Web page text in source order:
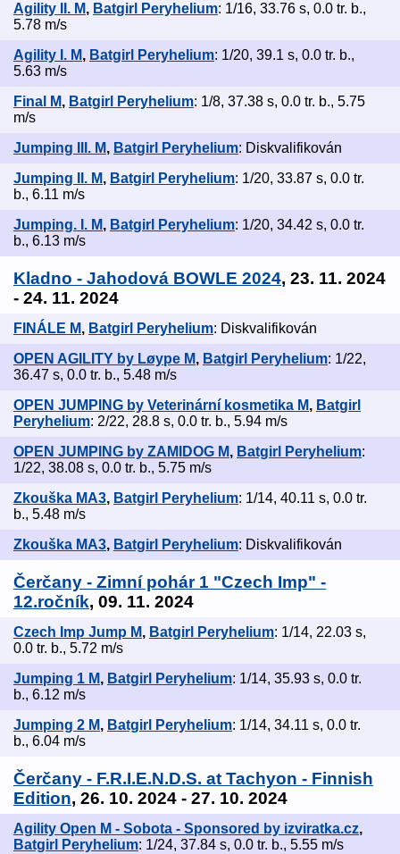
Agility II. M, Batgirl Peryhelium: 1/16, 33.76 s, 0.0 tr. b.,
5.78 m/s
Agility I. M, Batgirl Peryhelium: 1/20, 39.1 s, 0.0 tr. b.,
5.63 m/s
Final M, Batgirl Peryhelium: 1/8, 37.38 s, 0.0 tr. b., 5.75
m/s
Jumping III. M, Batgirl Peryhelium: Diskvalifikován
Jumping II. M, Batgirl Peryhelium: 1/20, 33.87 s, 0.0 tr.
b., 6.11 m/s
Jumping. I. M, Batgirl Peryhelium: 1/20, 34.42 s, 0.0 tr.
b., 6.13 m/s
Kladno - Jahodová BOWLE 2024, 23. 11. 2024
- 24. 11. 2024
FINÁLE M, Batgirl Peryhelium: Diskvalifikován
OPEN AGILITY by Løype M, Batgirl Peryhelium: 1/22,
36.47 s, 0.0 tr. b., 5.48 m/s
OPEN JUMPING by Veterinární kosmetika M, Batgirl
Peryhelium: 2/22, 28.8 s, 0.0 tr. b., 5.94 m/s
OPEN JUMPING by ZAMIDOG M, Batgirl Peryhelium:
1/22, 38.08 s, 0.0 tr. b., 5.75 m/s
Zkouška MA3, Batgirl Peryhelium: 1/14, 40.11 s, 0.0 tr.
b., 5.48 m/s
Zkouška MA3, Batgirl Peryhelium: Diskvalifikován
Čerčany - Zimní pohár 1 "Czech Imp" -
12.ročník, 09. 11. 2024
Czech Imp Jump M, Batgirl Peryhelium: 1/14, 22.03 s,
0.0 tr. b., 5.72 m/s
Jumping 1 M, Batgirl Peryhelium: 1/14, 35.93 s, 0.0 tr.
b., 6.12 m/s
Jumping 2 M, Batgirl Peryhelium: 1/14, 34.11 s, 0.0 tr.
b., 6.04 m/s
Čerčany - F.R.I.E.N.D.S. at Tachyon - Finnish
Edition, 26. 10. 2024 - 27. 10. 2024
Agility Open M - Sobota - Sponsored by izviratka.cz,
Batgirl Peryhelium: 1/24, 37.84 s, 0.0 tr. b., 5.55 m/s